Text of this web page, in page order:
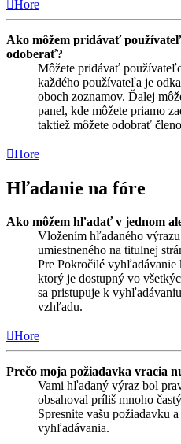
Hore
Ako môžem pridávať
odoberať?
Môžete pridávať
každého používateľa je
oboch zoznamov. Ďalej
panel, kde môžete priamo
taktiež môžete odobrať
Hore
Hľadanie na fóre
Ako môžem hľadať v jednom
Vložením hľadaného
umiestneného na titulnej
Pre Pokročilé
ktorý je dostupný vo
sa pristupuje k
vzhľadu.
Hore
Prečo moja požiadavka vracia
Vami hľadaný výraz bol
obsahoval príliš mnoho
Spresnite vašu požiadavku
vyhľadávania.